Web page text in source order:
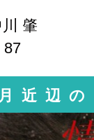
肇
87
近辺の